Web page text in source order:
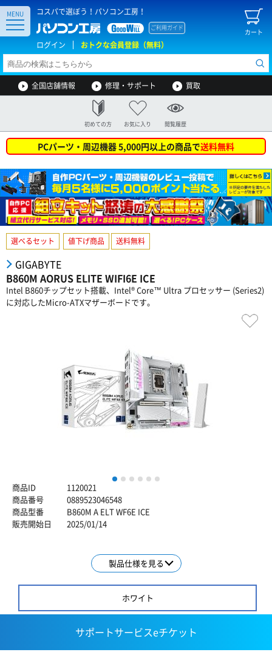
コスパで選ぼう！パソコン工房！
カート
ご利用ガイド
ログイン おトクな会員登録（無料）
MENU
全国店舗情報 修理・サポート 買取
初めての方 お気に入り 閲覧履歴
PCパーツ・周辺機器 5,000円以上の商品で送料無料
選べるセット 値下げ商品 送料無料
GIGABYTE
B860M AORUS ELITE WIFI6E ICE
Intel B860チップセット搭載、Intel® Core™ Ultra プロセッサー (Series2)
に対応したMicro-ATXマザーボードです。
1 2 3 4 5
商品ID
1120021
商品番号
0889523046548
商品型番
B860M A ELT WF6E ICE
販売開始日
2025/01/14
製品仕様を見る
ホワイト
サポートサービスeチケット